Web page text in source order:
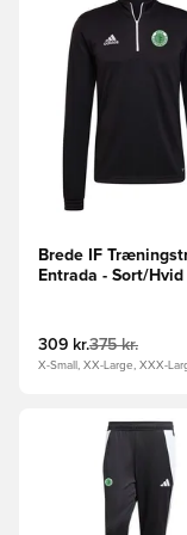
Brede IF
Entrada - Sort/Hvid
309 kr.375 kr.
X-Small, XX-Large, XXX-
Åbner en Modal